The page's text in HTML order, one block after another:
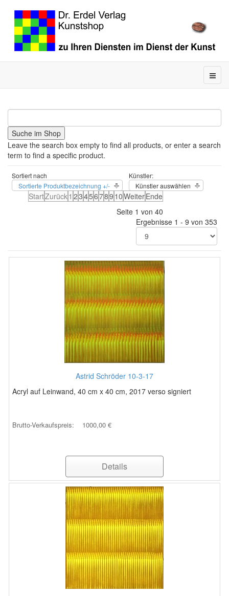
Leave the search box empty to find all products, or enter a search
term to find a specific product.
Sortiert nach
Sortierte Produktbezeichnung +/-
Künstler:
Künstler auswählen
StartZurück1 23456789 10WeiterEnde
Seite 1 von 40
Ergebnisse 1 - 9 von 353
Astrid Schröder 10-3-17
Acryl auf Leinwand, 40 cm x 40 cm, 2017 verso signiert
Brutto-Verkaufspreis: 1000,00 €
Details